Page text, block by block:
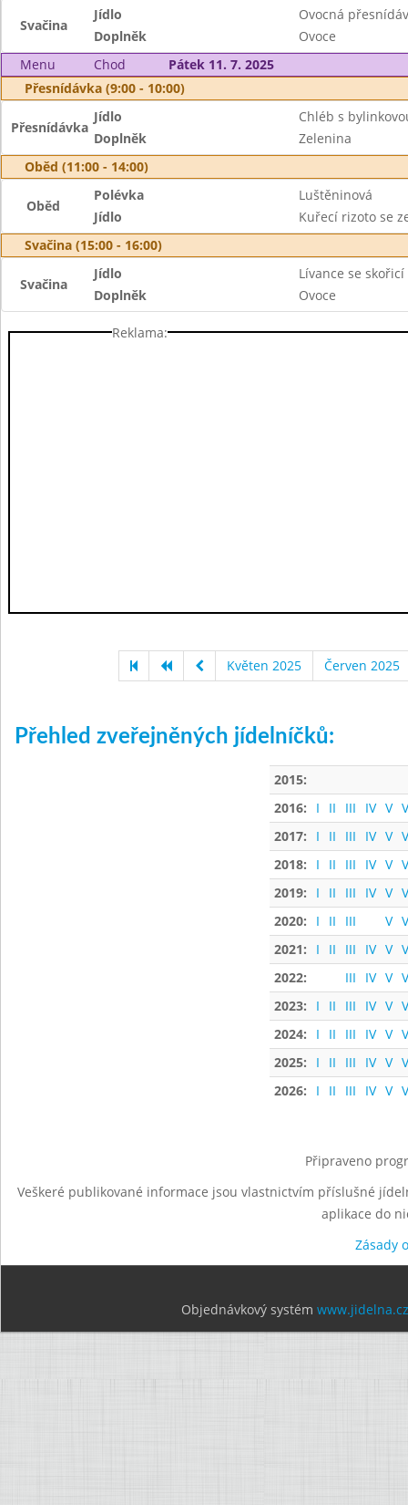
Svačina
Jídlo
Ovocná
Doplněk
Ovoce
Menu
Chod
Pátek 11. 7. 2025
Přesnídávka (9:00 - 10:00)
Přesnídávka
Jídlo
Chléb s
Doplněk
Zelenina
Oběd (11:00 - 14:00)
Oběd
Polévka
Luštěninová
Jídlo
Kuřecí rizoto se
Svačina (15:00 - 16:00)
Svačina
Jídlo
Lívance se skořicí
Doplněk
Ovoce
Reklama:
Květen 2025 Červen 2025
Přehled zveřejněných jídelníčků:
2015:
2016:
I II III IV V
2017:
I II III IV V
2018:
I II III IV V
2019:
I II III IV V
2020:
I II III V
2021:
I II III IV V
2022:
III IV V
2023:
I II III IV V
2024:
I II III IV V
2025:
I II III IV V
2026:
I II III IV V
Připraveno
Veškeré publikované informace jsou vlastnictvím příslušné
aplikace do
Zásady
Objednávkový systém www.jidelna.cz